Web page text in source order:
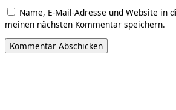
Name, E-Mail-Adresse und Website in
meinen nächsten Kommentar speichern.